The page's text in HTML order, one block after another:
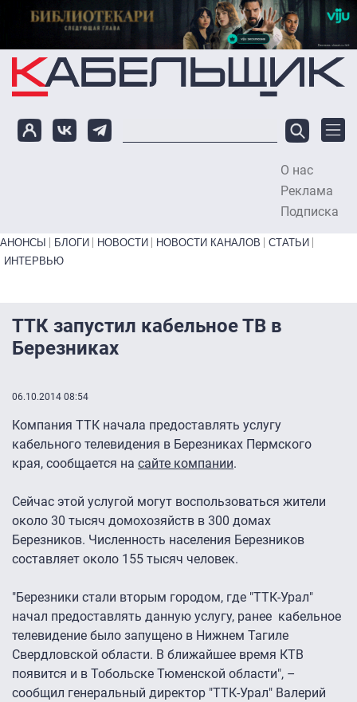
Перейти к основному содержанию
О нас
Реклама
Подписка
Primary links bottom
АНОНСЫ БЛОГИ НОВОСТИ НОВОСТИ КАНАЛОВ
СТАТЬИ
ИНТЕРВЬЮ
ТТК запустил кабельное ТВ в
Березниках
06.10.2014 08:54
Компания ТТК начала предоставлять услугу
кабельного телевидения в Березниках Пермского
края, сообщается на сайте компании.
Сейчас этой услугой могут воспользоваться жители
около 30 тысяч домохозяйств в 300 домах
Березников. Численность населения Березников
составляет около 155 тысяч человек.
"Березники стали вторым городом, где "ТТК-Урал"
начал предоставлять данную услугу, ранее кабельное
телевидение было запущено в Нижнем Тагиле
Свердловской области. В ближайшее время КТВ
появится и в Тобольске Тюменской области", –
сообщил генеральный директор "ТТК-Урал" Валерий